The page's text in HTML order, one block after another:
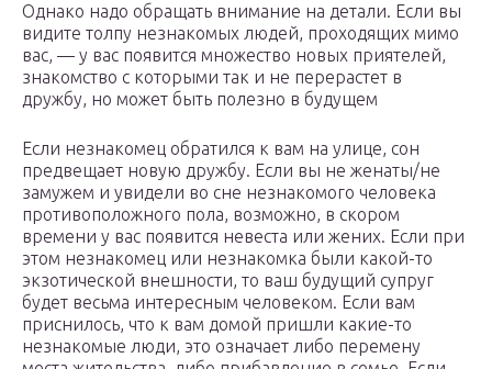
Однако надо обращать внимание на детали. Если вы
видите толпу незнакомых людей, проходящих мимо
вас, — у вас появится множество новых приятелей,
знакомство с которыми так и не перерастет в
дружбу, но может быть полезно в будущем
Если незнакомец обратился к вам на улице, сон
предвещает новую дружбу. Если вы не женаты/не
замужем и увидели во сне незнакомого человека
противоположного пола, возможно, в скором
времени у вас появится невеста или жених. Если при
этом незнакомец или незнакомка были какой-то
экзотической внешности, то ваш будущий супруг
будет весьма интересным человеком. Если вам
приснилось, что к вам домой пришли какие-то
незнакомые люди, это означает либо перемену